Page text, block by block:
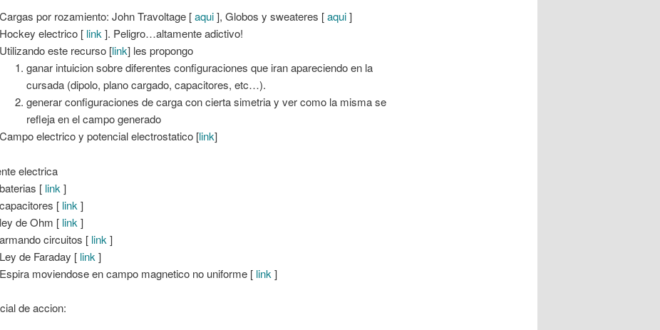
Cargas por rozamiento: John Travoltage [aqui], Globos y sweateres [aqui]
Hockey electrico [ link]. Peligro…altamente adictivo!
Utilizando este recurso [link] les propongo
ganar intuicion sobre diferentes configuraciones que iran apareciendo en la
cursada (dipolo, plano cargado, capacitores, etc…).
generar configuraciones de carga con cierta simetria y ver como la misma se
refleja en el campo generado
Campo electrico y potencial electrostatico [link]
electrica
baterias [ link ]
capacitores [ link ]
ley de Ohm [ link ]
armando circuitos [ link ]
Ley de Faraday [ link ]
Espira moviendose en campo magnetico no uniforme [ link ]
de accion: